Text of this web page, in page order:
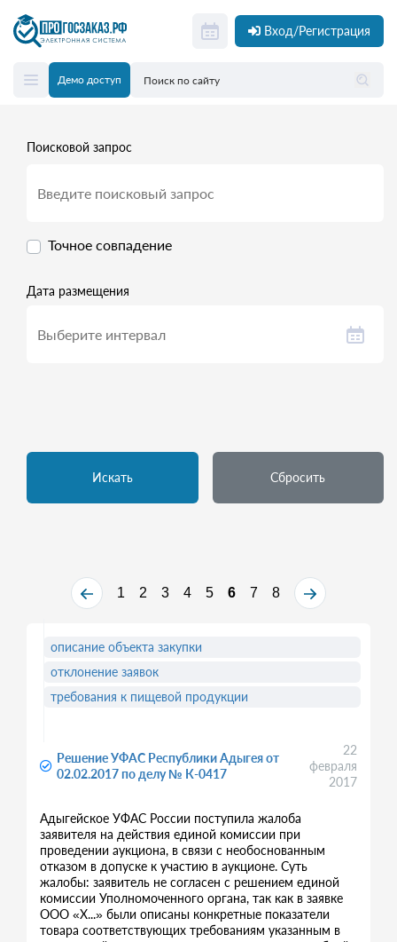
Вход/Регистрация
Демо доступ
Поисковой запрос
Точное совпадение
Дата размещения
Искать Сбросить
1 2 3 4 5 6 7 8
Решение УФАС Республики Адыгея от
02.02.2017 по делу № К-0417
22
февраля
2017
Адыгейское УФАС России поступила жалоба
заявителя на действия единой комиссии при
проведении аукциона, в связи с необоснованным
отказом в допуске к участию в аукционе. Суть
жалобы: заявитель не согласен с решением единой
комиссии Уполномоченного органа, так как в заявке
ООО «Х...» были описаны конкретные показатели
товара соответствующих требованиям указанным в
описание объекта закупки
отклонение заявок
требования к пищевой продукции